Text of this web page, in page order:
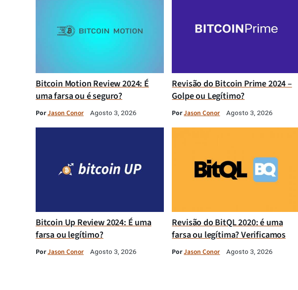
Bitcoin Motion Review 2024: É
uma farsa ou é seguro?
PorJason Conor Agosto 3, 2026
Revisão do Bitcoin Prime 2024 –
Golpe ou Legítimo?
PorJason Conor Agosto 3, 2026
Bitcoin Up Review 2024: É uma
farsa ou legítimo?
PorJason Conor Agosto 3, 2026
Revisão do BitQL 2020: é uma
farsa ou legítima? Verificamos
PorJason Conor Agosto 3, 2026